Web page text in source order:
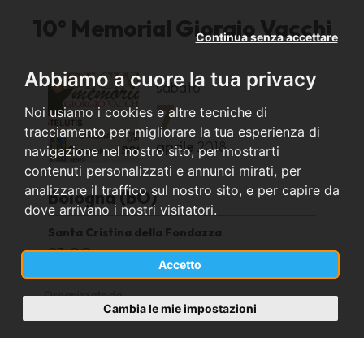
Abbiamo a cuore la tua privacy
Noi usiamo i cookies e altre tecniche di
tracciamento per migliorare la tua esperienza di
navigazione nel nostro sito, per mostrarti
contenuti personalizzati e annunci mirati, per
analizzare il traffico sul nostro sito, e per capire da
dove arrivano i nostri visitatori.
Accetto
Continua senza accettare
Cambia le mie impostazioni
10° Memorial Giorgio Vacchi
sabato
7
aprile 2018
Bologna (BO)
Santa Cristina della Fondazza
21.00
Organizzato da
Coro Stelutis Bologna